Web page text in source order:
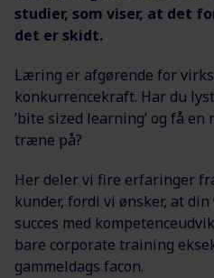
studier, som viser, at det
det er skidt.
Læring er afgørende for
konkurrencekraft. Har du
’bite sized learning’ og få
træne på?
Her deler vi fire erfaringer
kunder, fordi vi ønsker, at
succes med
bare corporate training
gammeldags facon.